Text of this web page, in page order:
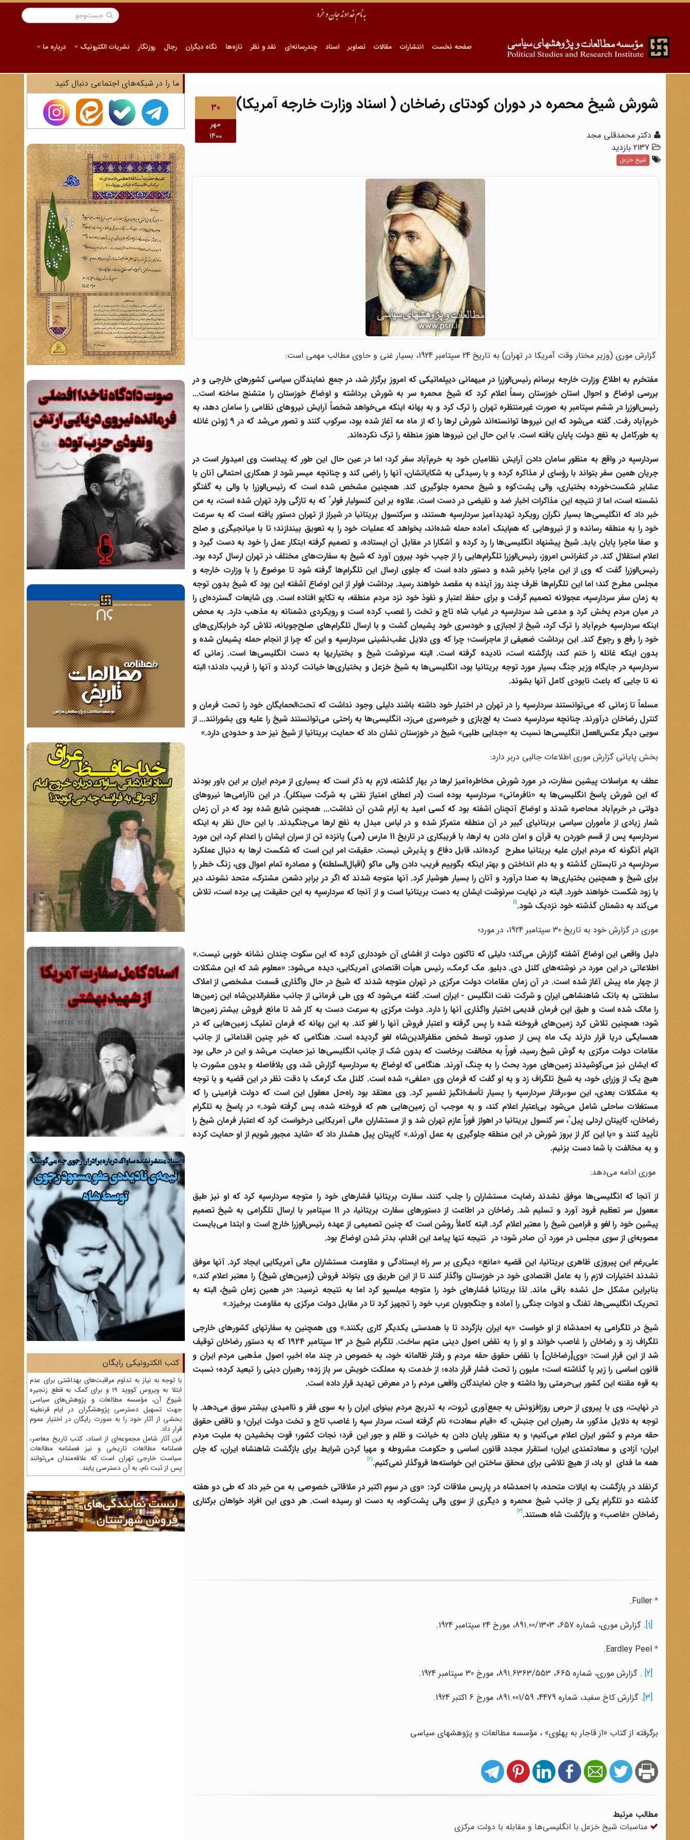
صفحه نخست انتشارات مقالات تصاویر اسناد چندرسانه‌ای نقد و نظر تازه‌ها نگاه دیگران رجال روزنگار نشریات الکترونیک درباره ما
30
مهر
1400
شورش شیخ محمره در دوران کودتای رضاخان ( اسناد وزارت خارجه آمریکا)
دکتر محمدقلی مجد
شیخ خزعل
گزارش موری (وزیر مختار وقت آمریکا در تهران) به تاریخ 24 سپتامبر 1924، بسیار غنی و حاوی مطالب مهمی است:
مفتخرم به اطلاع وزارت خارجه برسانم رئیس‌الوزرا در میهمانی دیپلماتیکی که امروز برگزار شد، در جمع نمایندگان سیاسی کشورهای خارجی و در
بررسی اوضاع و احوال استان خوزستان رسماً‌ اعلام کرد که شیخ محمره سر به شورش برداشته و اوضاع خوزستان را متشنج ساخته است...
رئیس‌الوزرا در ششم سپتامبر به صورت غیرمنتظره تهران را ترک کرد و به بهانه اینکه می‌خواهد شخصاً آرایش نیروهای نظامی را سامان دهد، به
خرم‌آباد
رفت. گفته می‌شود که این نیروها توانسته‌اند شورش لرها را که از ماه مه آغاز شده بود، سرکوب کنند و تصور می‌شد که در 9 ژوئن غائله
به طورکامل به نفع دولت پایان یافته است. با این حال این نیروها هنوز منطقه را ترک نکرده‌اند.
سردارسپه در واقع به منظور سامان دادن آرایش نظامیان خود به خرم‌آبادسفر کرد؛ اما در عین حال این طور که پیداست وی امیدوار است در
جریان همین سفر بتواند با رؤسای لر مذاکره کرده و با رسیدگی به شکایاتشان، آنها را راضی کند و چنانچه میسر شود از همکاری احتمالی آنان با
عشایر شکست‌خورده بختیاری، والی پشت‌کوه و شیخ محمره جلوگیری کند. همچنین مشخص شده است که رئیس‌الوزرا با والی به گفتگو
نشسته است، اما از نتیجه این مذاکرات اخبار ضد و نقیضی در دست است. علاوه بر این کنسولیار فولر* که به تازگی وارد تهران شده است، به من
خبر داد که انگلیسی‌ها بسیار نگران رویکرد تهدیدآمیز سردارسپه هستند، و سرکنسول بریتانیا در شیراز از تهران دستور یافته است که به سرعت
خود را به منطقه رسانده و از نیروهایی که هم‌اینک آماده حمله شده‌اند، بخواهد که عملیات خود را به تعویق بیندازند؛ تا با میانجیگری و صلح
و صفا ماجرا پایان یابد. شیخ پیشنهاد انگلیسی‌ها را رد کرده و آشکارا در مقابل آن ایستاده، و تصمیم گرفته ابتکار عمل را خود به دست گیرد و
اعلام استقلال کند. در کنفرانس امروز، رئیس‌الوزرا تلگرام‌هایی را از جیب خود بیرون آورد که شیخ به سفارت‌های مختلف در تهران ارسال کرده بود.
رئیس‌الوزرا گفت که وی از این ماجرا باخبر شده و دستور داده است که جلوی ارسال این تلگرام‌ها گرفته شود تا موضوع را با وزارت خارجه و
مجلس مطرح کند؛ اما این تلگرام‌ها ظرف چند روز آینده به مقصد خواهند رسید. برداشت فولر از این اوضاع آشفته این بود که شیخ بدون توجه
به زمان سفر سردارسپه، عجولانه تصمیم گرفت و برای حفظ اعتبار و نفوذ خود نزد مردم منطقه، به تکاپو افتاده است. وی شایعات گسترده‌ای را
در میان مردم پخش کرد و مدعی شد سردارسپه در غیاب شاه تاج و تخت را غصب کرده است و رویکردی دشمنانه به مذهب دارد. به محض
اینکه سردارسپه خرم‌آباد را ترک کرد، شیخ از لجبازی و خودسری خود پشیمان گشت و با ارسال تلگرام‌های صلح‌جویانه، تلاش کرد خرابکاری‌های
خود را رفع و رجوع کند. این برداشت ضعیفی از ماجراست؛ چرا که وی دلایل عقب‌نشینی سردارسپه و این که چرا از انجام حمله پشیمان شده و
بدون اینکه غائله را ختم کند، بازگشته است، نادیده گرفته است. البته سرنوشت شیخ و بختیاریها به دست انگلیسی‌ها است. زمانی که
سردارسپه در جایگاه وزیر جنگ بسیار مورد توجه بریتانیا بود، انگلیسی‌ها به شیخ‌ خزعل و بختیاری‌ها خیانت کردند و آنها را فریب دادند؛ البته
نه تا جایی که باعث نابودی کامل آنها بشوند.
مسلماً تا زمانی که می‌توانستند سردارسپه را در تهران در اختیار خود داشته باشند دلیلی وجود نداشت که تحت‌الحمایگان خود را تحت فرمان و
کنترل رضاخان درآورند. چنانچه سردارسپه دست به لج‌بازی و خیره‌سری می‌زد، انگلیسی‌ها به راحتی می‌توانستند شیخ را علیه وی بشورانند... از
سویی دیگر عکس‌العمل انگلیسی‌ها نسبت به «جدایی طلبی» شیخ در خوزستان نشان داد که حمایت بریتانیا از شیخ نیز حد و حدودی دارد.»
بخش پایانی گزارش موری اطلاعات جالبی دربر دارد:
عطف به مراسلات پیشین سفارت، در مورد شورش مخاطره‌آمیز لرها در بهار گذشته، لازم به ذکر است که بسیاری از مردم ایران بر این باور بودند
که این شورش پاسخ انگلیسی‌ها به «نافرمانی» سردارسپه بوده است (در اعطای امتیاز نفتی به شرکت سینکلر). در این ناآرامی‌ها نیروهای
دولتی در خرم‌آباد محاصره شدند و اوضاع آنچنان آشفته بود که کسی امید به آرام شدن آن نداشت... همچنین شایع شده بود که در آن زمان
شمار زیادی از مأموران سیاسی بریتانیای کبیر در آن منطقه متمرکز شده و در لباس مبدل به نفع لرها می‌جنگیدند. با این حال نظر به اینکه
سردارسپه
پس از قسم خوردن به قرآن و امان دادن به لرها، با فریبکاری در تاریخ 11 مارس (می) پانزده تن از سران ایشان را اعدام کرد، این مورد
اتهام آنگونه که مردم ایران علیه بریتانیامطرح کرده‌اند، قابل دفاع و پذیرش نیست. حقیقت امر این است که شکست لرها به دنبال عملکرد
سردارسپه در تابستان گذشته و به دام انداختن و بهتر اینکه بگوییم فریب دادن والی ماکو (اقبال‌السلطنه) و مصادره تمام اموال وی، زنگ خطر را
برای شیخ و همچنین بختیاری‌ها به صدا درآورد و آنان را بسیار هوشیار کرد. آنها متوجه شدند که اگر در برابر دشمن مشترک، متحد نشوند، دیر
یا زود شکست خواهند خورد. البته در نهایت سرنوشت ایشان به دست بریتانیا است و از آنجا که سردارسپه به این حقیقت پی برده است، تلاش
می‌کند به دشمنان گذشته خود نزدیک شود.[1]
موری در گزارش خود به تاریخ 30 سپتامبر 1924، در مورد؛
دلیل واقعی این اوضاع آشفته گزارش می‌کند؛ دلیلی که تاکنون دولت از افشای آن خودداری کرده که این سکوت چندان نشانه خوبی نیست.»
اطلاعاتی در این مورد در نوشته‌های کلنل دی. دبلیو. مک کرمک، رئیس هیأت اقتصادی آمریکایی، دیده می‌شود: «معلوم شد که این مشکلات
از چهار ماه پیش آغاز شده است. در آن زمان مقامات دولت مرکزی در تهران متوجه شدند که شیخ در حال واگذاری قسمت مشخصی از املاک
سلطنتی به بانک شاهنشاهی ایران و شرکت نفت انگلیس - ایران است. گفته می‌شود که وی طی فرمانی از جانب مظفرالدین‌شاه این زمین‌ها
را مالک شده است و طبق این فرمان قدیمی اختیار واگذاری آنها را دارد. دولت مرکزی به سرعت دست به کار شد تا مانع فروش بیشتر زمین‌ها
شود؛ همچنین تلاش کرد زمین‌های فروخته شده را پس گرفته و اعتبار فروش آنها را لغو کند. به این بهانه که فرمان تملیک زمین‌هایی که در
همسایگی دریا قرار دارند یک ماه پس از صدور، توسط شخص مظفرالدین‌شاه لغو گردیده است. هنگامی که خبر چنین اقداماتی از جانب
مقامات دولت مرکزی به گوش شیخ رسید، فوراً به مخالفت برخاست که بدون شک از جانب انگلیسی‌ها نیز حمایت می‌شد و این در حالی بود
که ایشان نیز می‌کوشیدند زمین‌های مورد بحث را به چنگ آورند. هنگامی که اوضاع به سردارسپه گزارش شد، وی بلافاصله و بدون مشورت با
هیچ یک از وزرای خود، به شیخ تلگراف زد و به او گفت که فرمان وی «ملغی» شده است. کلنل مک کرمک با دقت نظر در این قضیه و با توجه
به مشکلات بعدی، این سوءرفتار سردارسپه را بسیار تأسف‌انگیز تفسیر کرد. وی معتقد بود راه‌حل معقول این است که دولت فرامینی را که
مستغلات ساحلی شامل می‌شود بی‌اعتبار اعلام کند، و به موجب آن زمین‌هایی هم که فروخته شده، پس گرفته شود.» در پاسخ به تلگرام
رضاخان، کاپیتان اردلی پیل*، سر کنسول بریتانیا در اهواز فوراً عازم تهران شد و از مستشاران مالی آمریکایی درخواست کرد که اعتبار فرمان شیخ را
تأیید کنند و «با این کار از بروز شورش در این منطقه جلوگیری به عمل آورند.» کاپیتان پیل هشدار داد که «شاید مجبور شویم از او حمایت کرده
و به مخالفت با شما دست بزنیم.
موری ادامه می‌دهد:
از آنجا که انگلیسی‌ها موفق نشدند رضایت مستشاران را جلب کنند، سفارت بریتانیا فشارهای خود را متوجه سردارسپه کرد که او نیز طبق
معمول سر تعظیم فرود آورد و تسلیم شد. رضاخان
در اطاعت از دستورهای سفارت بریتانیا، در 11 سپتامبر با ارسال تلگرامی به شیخ تصمیم
پیشین خود را لغو و فرامین شیخ را معتبر اعلام کرد. البته کاملاً روشن است که چنین تصمیمی از عهده رئیس‌الوزرا خارج است و ابتدا می‌بایست
مصوبه‌ای از سوی مجلس در مورد آن صادر شود؛ در نتیجه تنها پیامد این اقدام، بدتر شدن اوضاع بود.
علی‌رغم این پیروزی ظاهری بریتانیا، این قضیه «مانع» دیگری بر سر راه ایستادگی و مقاومت مستشاران مالی آمریکایی ایجاد کرد. آنها موفق
نشدند اختیارات لازم را به عامل اقتصادی خود در خوزستان واگذار کنند تا از این طریق وی بتواند فروش (زمین‌های شیخ) را معتبر اعلام کند.»
بنابراین مشکل حل نشده باقی ماند. لذا بریتانیا فشارهای خود را متوجه میلسپوکرد اما به نتیجه نرسید: «در همین زمان شیخ، البته به
تحریک انگلیسی‌ها، تفنگ و ادوات جنگی را آماده و جنگجویان عرب خود را تجهیز کرد تا در مقابل دولت مرکزی به مقاومت برخیزد.»
شیخ در تلگرامی به احمدشاه از او خواست «به ایران بازگردد تا با همدستی یکدیگر کاری بکنند.» وی همچنین به سفارتهای کشورهای خارجی
تلگراف زد و رضاخان را غاصب خواند و او را به نقض اصول دینی متهم ساخت. تلگرام شیخ در 13 سپتامبر 1924 که به دستور رضاخان
توقیف
شد از این قرار است: «وی[رضاخان] با نقض حقوق حقه مردم و رفتار ظالمانه خود، به خصوص در چند ماه اخیر، اصول مذهبی مردم ایران و
قانون اساسی را زیر پا گذاشته است؛ ملیون را تحت فشار قرار داده؛ از خدمت به مملکت خویش سر باز زده؛ رهبران دینی را تبعید کرده؛ نسبت
به قوه مقننه این کشور بی‌حرمتی روا داشته و جان نمایندگان واقعی مردم را در معرض تهدید قرار داده است.
در نهایت، وی با پیروی از حرص روزافزونش به جمع‌آوری ثروت، به تدریج مردم بینوای ایران را به سوی فقر و ناامیدی بیشتر سوق می‌دهد. با
توجه به دلایل مذکور، ما، رهبران این جنبش، که «قیام سعادت» نام گرفته است، سردار سپه را غاصب تاج و تخت دولت ایران؛ و ناقض حقوق
حقه مردم و کشور ایران اعلام می‌کنیم؛ و به منظور پایان دادن به خیانت و ظلم و جور این فرد؛ نجات کشور؛ قوت بخشیدن به ملیت مردم
ایران؛ آزادی و سعادتمندی ایران؛ استقرار مجدد قانون اساسی و حکومت مشروطه و مهیا کردن شرایط برای بازگشت شاهنشاه ایران، که جان
همه ما فدای او باد، از هیچ تلاشی برای محقق ساختن این خواسته‌ها فروگذار نمی‌کنیم.[2]
کرنفلددر بازگشت به ایالات متحده، با احمدشاه در پاریس ملاقات کرد: «وی در سوم اکتبر در ملاقاتی خصوصی به من خبر داد که طی دو هفته
گذشته دو تلگرام یکی از جانب شیخ محمره و دیگری از سوی والی پشت‌کوه، به دست او رسیده است. هر دوی این افراد خواهان برکناری
رضاخان «غاصب» و بازگشت شاه هستند.[3]
*
[1] . گزارش موری، شماره 657، 891.00/1303، مورخ 24 سپتامبر 1924.
*
[2]
. گزارش موری، شماره 665، 891.6363/553، مورخ 30 سپتامبر 1924.
[3]
. گزارش کاخ سفید، شماره 4479، 891.001/59، مورخ 6 اکتبر 1924.
برگرفته از کتاب «از قاجار به پهلوی» ، مؤسسه مطالعات و پژوهشهای سیاسی
مطالب مرتبط
مناسبات شیخ خزعل با انگلیسی‌ها و مقابله با دولت مرکزی
ما را در شبکه‌های اجتماعی دنبال کنید
کتب الکترونیکی رایگان
با توجه به نیاز به تداوم مراقبت‌های بهداشتی برای عدم
ابتلا به ویروس کووید 19 و برای کمک به قطع زنجیره
شیوع آن، مؤسسه مطالعات و پژوهش‌های سیاسی
جهت تسهیل دسترسی پژوهشگران در ایام قرنطینه
بخشی از آثار خود را به صورت رایگان در اختیار عموم
قرار داد.
این آثار شامل مجموعه‌ای از اسناد، کتب تاریخ معاصر،
فصلنامه‌ مطالعات تاریخی و نیز فصلنامه مطالعات
سیاست خارجی تهران است که علاقه‌مندان می‌توانند
پس از ثبت نام، به آن دسترسی یابند.